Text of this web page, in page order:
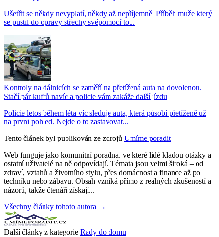
Ušetřit se někdy nevyplatí, někdy až nepříjemně. Příběh muže který
se pustil do opravy střechy svépomocí to...
Kontroly na dálnicích se zaměří na přetížená auta na dovolenou.
Stačí pár kufrů navíc a policie vám zakáže další jízdu
Policie letos během léta víc sleduje auta, která působí přetíženě už
na první pohled. Nejde o to zastavovat...
Tento článek byl publikován ze zdrojů Umíme poradit
Web funguje jako komunitní poradna, ve které lidé kladou otázky a
ostatní uživatelé na ně odpovídají. Témata jsou velmi široká – od
zdraví, vztahů a životního stylu, přes domácnost a finance až po
techniku nebo zábavu. Obsah vzniká přímo z reálných zkušeností a
názorů, takže čtenáři získají...
Všechny články tohoto autora →
Další články z kategorie Rady do domu